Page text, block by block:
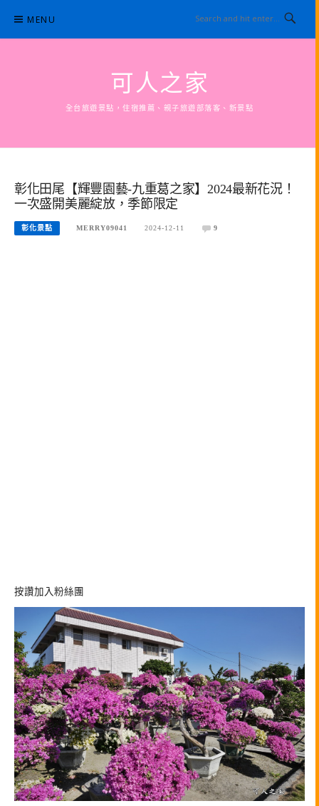
content
MENU
可人之家
全台旅遊景點，住宿推薦、親子旅遊部落客、新景點
彰化田尾【輝豐園藝-九重葛之家】2024最新花況！
一次盛開美麗綻放，季節限定
彰化景點 MERRY09041 2024-12-11 9
按讚加入粉絲團